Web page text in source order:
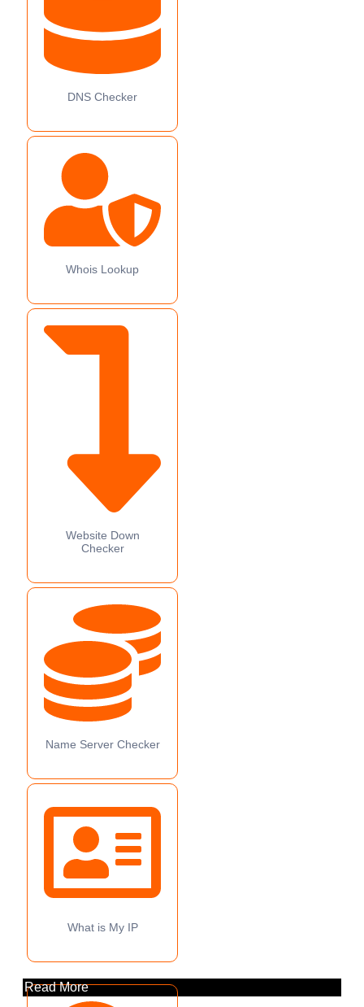
DNS Checker
Whois Lookup
Website Down
Checker
Name Server Checker
What is My IP
Read More